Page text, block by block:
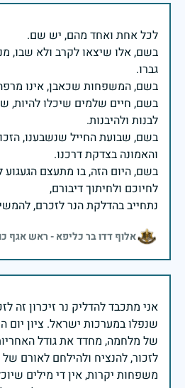
בשם, אלו שיצאו לקרב ולא שבו,
בשם, חיים שלמים שיכלו להיות,
בשם, שבועת החייל שנשבענו,
בשם, היום הזה, בו מתעצם
נתחייב בהדלקת הנר לזכרם,
אלוף דדו בר כליפא - ראש אגף
אני מתכבד להדליק נר זיכרון זה
שנפלו במערכות ישראל. ציון יום
של מלחמה, מחדד את גודל
משפחות יקרות, אין די מילים